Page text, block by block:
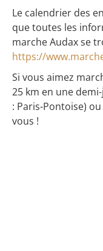
Le calendrier des
que toutes les
marche Audax se
https://
Si vous aimez
25 km en une
: Paris-Pontoise)
vous !